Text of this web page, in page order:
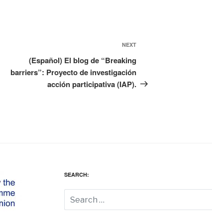
NEXT
(Español) El blog de “Breaking
barriers”: Proyecto de investigación
acción participativa (IAP).
SEARCH: